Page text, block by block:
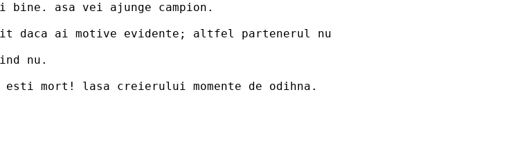
bine. asa vei ajunge campion.
daca ai motive evidente; altfel partenerul nu
nu.
mort! lasa creierului momente de odihna.